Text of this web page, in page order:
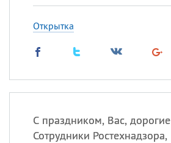
Открытка
С праздником, Вас, дорогие
Сотрудники Ростехнадзора,